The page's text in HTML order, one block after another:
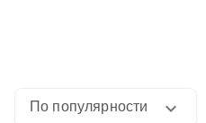
По популярности